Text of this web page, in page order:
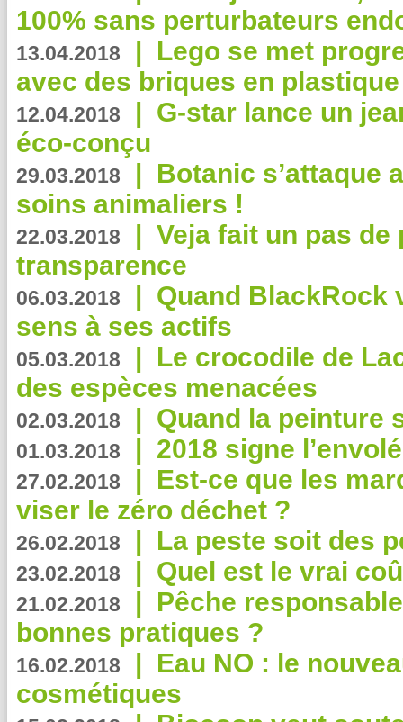
100% sans perturbateurs
13.04.2018 | Lego se met
avec des briques en
12.04.2018 | G-star lance un
éco-conçu
29.03.2018 | Botanic s’attaque
soins animaliers !
22.03.2018 | Veja fait un pas de
transparence
06.03.2018 | Quand BlackRock
sens à ses actifs
05.03.2018 | Le crocodile de
des espèces menacées
02.03.2018 | Quand la peinture
01.03.2018 | 2018 signe
27.02.2018 | Est-ce que les
viser le zéro déchet ?
26.02.2018 | La peste soit des
23.02.2018 | Quel est le vrai
21.02.2018 | Pêche
bonnes pratiques ?
16.02.2018 | Eau NO : le
cosmétiques